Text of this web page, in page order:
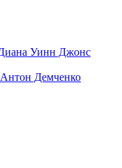
Уинн Джонс
Демченко